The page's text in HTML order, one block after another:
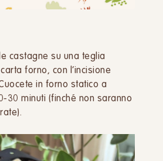
castagne su una teglia
forno, con l’incisione
in forno statico a
30 minuti (finché non saranno